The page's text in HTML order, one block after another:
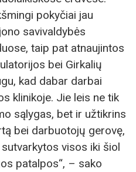
pokyčiai jau
savivaldybės
taip pat atnaujintos
bei Girkalių
kad dabar darbai
klinikoje. Jie leis ne tik
sąlygas, bet ir užtikrins
bei darbuotojų gerovę,
visos iki šiol
patalpos“, – sako